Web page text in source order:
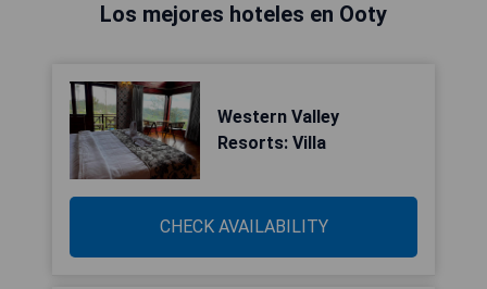
Los mejores hoteles en Ooty
Western Valley
Resorts: Villa
CHECK AVAILABILITY